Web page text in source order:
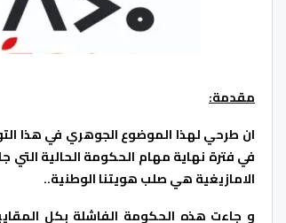
مقدمة:
الامازيغية هي صلب هويتنا الوطنية..